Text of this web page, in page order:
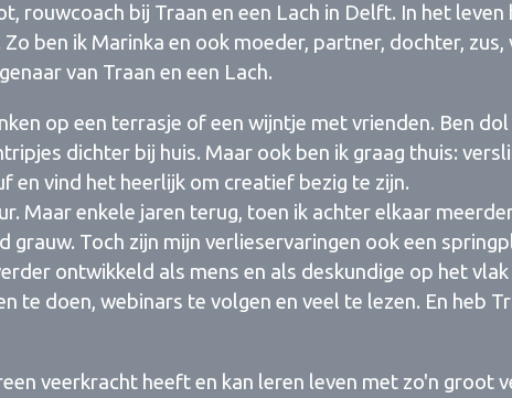
rouwcoach bij Traan en een Lach in Delft. In het leven
ben ik Marinka en ook moeder, partner, dochter, zus,
van Traan en een Lach.
op een terrasje of een wijntje met vrienden. Ben
dichter bij huis. Maar ook ben ik graag thuis:
en vind het heerlijk om creatief bezig te zijn.
Maar enkele jaren terug, toen ik achter elkaar
grauw. Toch zijn mijn verlieservaringen ook een
ontwikkeld als mens en als deskundige op het
te doen, webinars te volgen en veel te lezen. En heb
veerkracht heeft en kan leren leven met zo'n groot